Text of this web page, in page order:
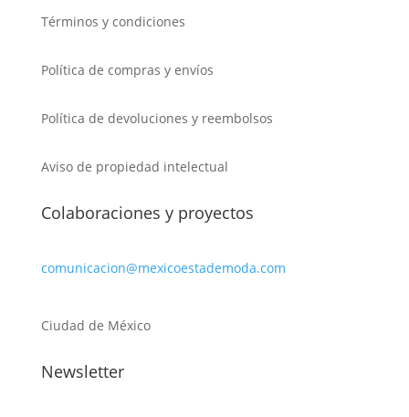
Términos y condiciones
Política de compras y envíos
Política de devoluciones y reembolsos
Aviso de propiedad intelectual
Colaboraciones y proyectos
comunicacion@mexicoestademoda.com
Ciudad de México
Newsletter